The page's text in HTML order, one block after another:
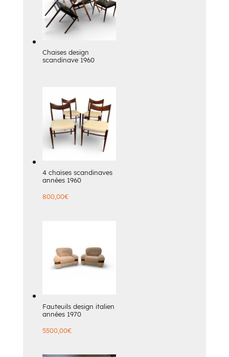
Chaises design
scandinave 1960
4 chaises scandinaves
années 1960
800,00€
Fauteuils design italien
années 1970
5500,00€